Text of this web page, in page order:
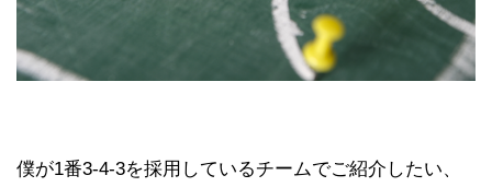
僕が1番3-4-3を採用しているチームでご紹介したい、